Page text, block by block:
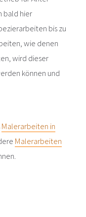
bald hier
bis zu
wie denen
wird dieser
können und
Malerarbeiten in
Malerarbeiten